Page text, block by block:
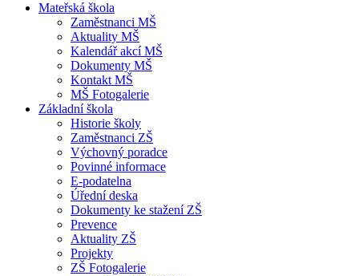
Mateřská škola
Zaměstnanci MŠ
Aktuality MŠ
Kalendář akcí MŠ
Dokumenty MŠ
Kontakt MŠ
MŠ Fotogalerie
Základní škola
Historie školy
Zaměstnanci ZŠ
Výchovný poradce
Povinné informace
E-podatelna
Úřední deska
Dokumenty ke stažení ZŠ
Prevence
Aktuality ZŠ
Projekty
ZŠ Fotogalerie